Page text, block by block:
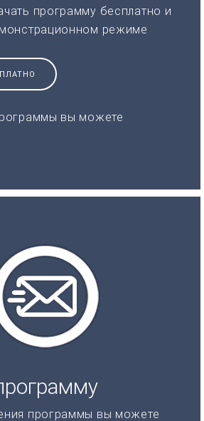
программу бесплатно и
режиме
вы можете
программы вы можете